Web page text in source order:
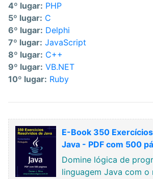
4º lugar: PHP
5º lugar: C
6º lugar: Delphi
7º lugar: JavaScript
8º lugar: C++
9º lugar: VB.NET
10º lugar: Ruby
E-Book 350
Java - PDF com 500
Domine lógica de
linguagem Java com o